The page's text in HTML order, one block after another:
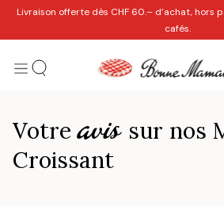
Se rendre au contenu
Livraison offerte dès CHF 60.– d’achat, hors
cafés.
Votreavis sur nos
Croissant